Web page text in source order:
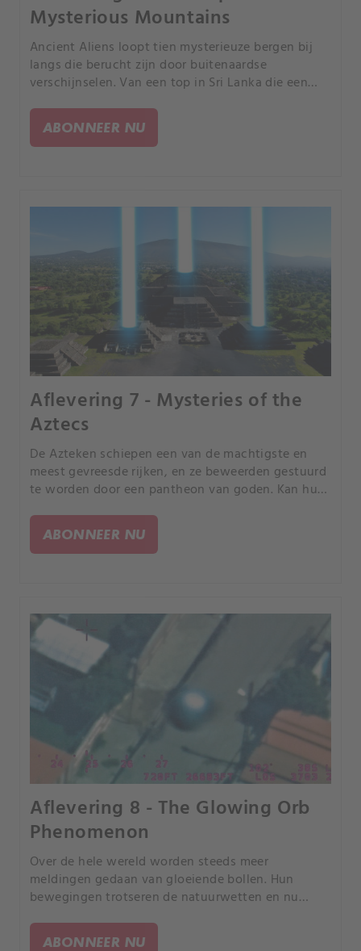
Mysterious Mountains
Ancient Aliens loopt tien mysterieuze bergen bij
langs die berucht zijn door buitenaardse
verschijnselen. Van een top in Sri Lanka die een
vulkaan in Washington een beroemde UFO-
waarneming werd gedaan.
ABONNEER NU
Aflevering 7 - Mysteries of the
Aztecs
De Azteken schiepen een van de machtigste en
meest gevreesde rijken, en ze beweerden gestuurd
te worden door een pantheon van goden. Kan hun
geschiedenis van buitenaardse interventie in
Meso-Amerika?.
ABONNEER NU
Aflevering 8 - The Glowing Orb
Phenomenon
Over de hele wereld worden steeds meer
meldingen gedaan van gloeiende bollen. Hun
bewegingen trotseren de natuurwetten en nu
en kernwapenfaciliteiten.
ABONNEER NU